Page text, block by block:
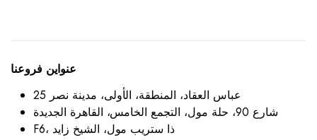
عنواين فروعنا
25 عباس العقاد، المنطقة، الأولى، مدينة نصر
شارع 90، حلة مول، التجمع الخامس، القاهرة الجديدة
F6، ذا ستريب مول، الشيخ زايد